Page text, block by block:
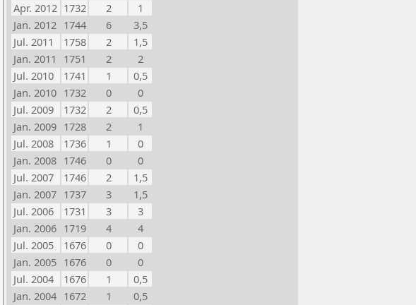
Apr. 2012 1732 2
1
Jan. 2012 1744 6
3,5
Jul. 2011
1758 2
1,5
Jan. 2011
1751 2
2
Jul. 2010
1741 1
0,5
Jan. 2010 1732 0
0
Jul. 2009
1732 2
0,5
Jan. 2009 1728 2
1
Jul. 2008
1736 1
0
Jan. 2008 1746 0
0
Jul. 2007
1746 2
1,5
Jan. 2007 1737 3
1,5
Jul. 2006
1731 3
3
Jan. 2006 1719 4
4
Jul. 2005
1676 0
0
Jan. 2005 1676 0
0
Jul. 2004
1676 1
0,5
Jan. 2004 1672 1
0,5